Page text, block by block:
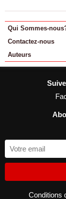
Qui Sommes-
Contactez-nous
Auteurs
Conditions